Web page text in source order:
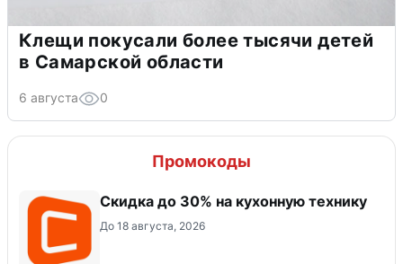
Клещи покусали более тысячи детей
в Самарской области
6 августа 0
Промокоды
Скидка до 30% на кухонную технику
До 18 августа, 2026